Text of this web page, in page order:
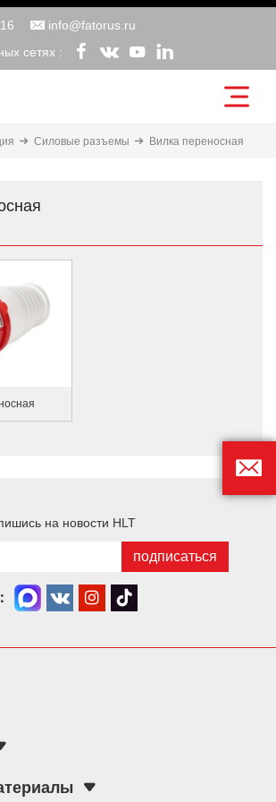
 info@fatorus.ru
сетях :    
Силовые разъемы Вилка переносная
на новости HLT
подписаться
  
